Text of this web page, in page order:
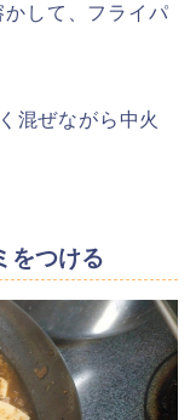
して、フライパ
混ぜながら中火
をつける